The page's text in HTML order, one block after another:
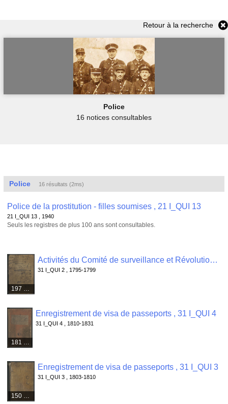
Retour à la recherche
Police
16 notices consultables
Police 16 résultats (2ms)
Police de la prostitution - filles soumises , 21 I_QUI 13
21 I_QUI 13 , 1940
Seuls les registres de plus 100 ans sont consultables.
Activités du Comité de surveillance et Révolutionnaire de Quimper Odet : registre de contrôle des passeports , 31 I_QUI 2
31 I_QUI 2 , 1795-1799
Enregistrement de visa de passeports , 31 I_QUI 4
31 I_QUI 4 , 1810-1831
Enregistrement de visa de passeports , 31 I_QUI 3
31 I_QUI 3 , 1803-1810